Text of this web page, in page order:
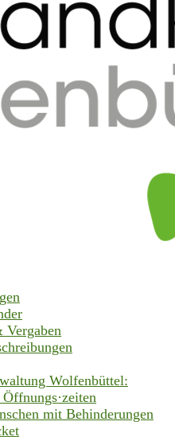
Vergaben
Wolfenbüttel:
mit Behinderungen